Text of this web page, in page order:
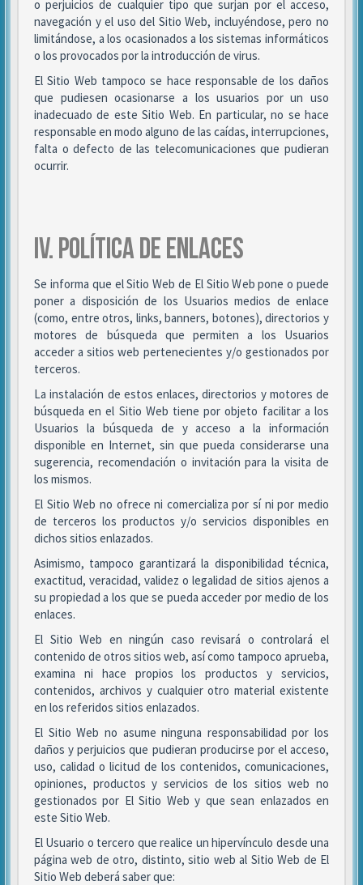
o perjuicios de cualquier tipo que surjan por el acceso,
navegación y el uso del Sitio Web, incluyéndose, pero no
limitándose, a los ocasionados a los sistemas informáticos
o los provocados por la introducción de virus.
El Sitio Web tampoco se hace responsable de los daños
que pudiesen ocasionarse a los usuarios por un uso
inadecuado de este Sitio Web. En particular, no se hace
responsable en modo alguno de las caídas, interrupciones,
falta o defecto de las telecomunicaciones que pudieran
ocurrir.
IV. POLÍTICA DE ENLACES
Se informa que el Sitio Web de El Sitio Web pone o puede
poner a disposición de los Usuarios medios de enlace
(como, entre otros, links, banners, botones), directorios y
motores de búsqueda que permiten a los Usuarios
acceder a sitios web pertenecientes y/o gestionados por
terceros.
La instalación de estos enlaces, directorios y motores de
búsqueda en el Sitio Web tiene por objeto facilitar a los
Usuarios la búsqueda de y acceso a la información
disponible en Internet, sin que pueda considerarse una
sugerencia, recomendación o invitación para la visita de
los mismos.
El Sitio Web no ofrece ni comercializa por sí ni por medio
de terceros los productos y/o servicios disponibles en
dichos sitios enlazados.
Asimismo, tampoco garantizará la disponibilidad técnica,
exactitud, veracidad, validez o legalidad de sitios ajenos a
su propiedad a los que se pueda acceder por medio de los
enlaces.
El Sitio Web en ningún caso revisará o controlará el
contenido de otros sitios web, así como tampoco aprueba,
examina ni hace propios los productos y servicios,
contenidos, archivos y cualquier otro material existente
en los referidos sitios enlazados.
El Sitio Web no asume ninguna responsabilidad por los
daños y perjuicios que pudieran producirse por el acceso,
uso, calidad o licitud de los contenidos, comunicaciones,
opiniones, productos y servicios de los sitios web no
gestionados por El Sitio Web y que sean enlazados en
este Sitio Web.
El Usuario o tercero que realice un hipervínculo desde una
página web de otro, distinto, sitio web al Sitio Web de El
Sitio Web deberá saber que: